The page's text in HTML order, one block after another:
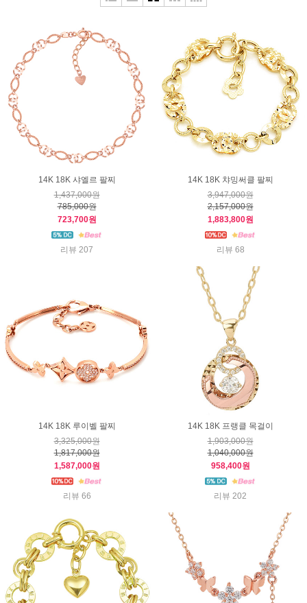
14K 18K 샤엘르 팔찌
1,437,000원
785,000원
723,700원
리뷰 207
14K 18K 챠밍써클 팔찌
3,947,000원
2,157,000원
1,883,800원
리뷰 68
14K 18K 루이벨 팔찌
3,325,000원
1,817,000원
1,587,000원
리뷰 66
14K 18K 프랭클 목걸이
1,903,000원
1,040,000원
958,400원
리뷰 202